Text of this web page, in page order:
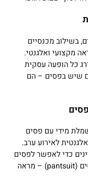
בשילוב מכנסיים
מקצועי ואלגנטי.
כל הופעה עסקית
שיש בפסים – הם
מידי עם פסים
לאירוע ערב.
כדי לאפשר לפסים
לזרוח. אפשרות נוספת היא חליפת פסים (pantsuit) – מראה